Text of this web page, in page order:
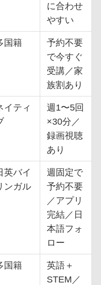
に合わせ
やすい
国籍
予約不要
で今すぐ
受講／家
族割あり
イティ
週1〜5回
×30分／
録画視聴
あり
英バイ
ンガル
週固定で
予約不要
／アプリ
完結／日
本語フォ
ロー
国籍
英語＋
STEM／